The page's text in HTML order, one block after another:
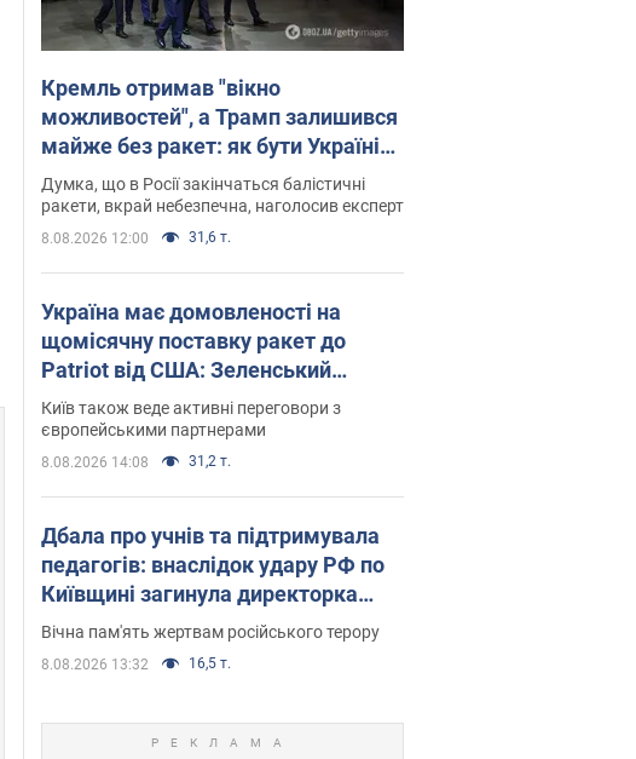
Кремль отримав "вікно
можливостей", а Трамп залишився
майже без ракет: як бути Україні?
Інтерв’ю з Мельником
Думка, що в Росії закінчаться балістичні
ракети, вкрай небезпечна, наголосив експерт
8.08.2026 12:00 31,6 т.
Україна має домовленості на
щомісячну поставку ракет до
Patriot від США: Зеленський
розкрив подробиці
Київ також веде активні переговори з
європейськими партнерами
8.08.2026 14:08 31,2 т.
Дбала про учнів та підтримувала
педагогів: внаслідок удару РФ по
Київщині загинула директорка
київського ліцею, її чоловік та онук
Вічна пам'ять жертвам російського терору
8.08.2026 13:32 16,5 т.